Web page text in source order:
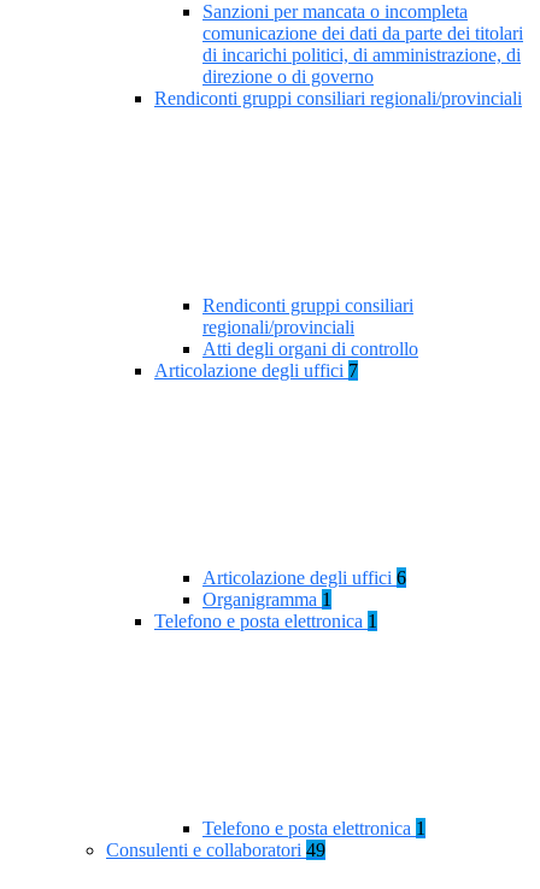
Sanzioni per mancata o incompleta
comunicazione dei dati da parte dei titolari
di incarichi politici, di amministrazione, di
direzione o di governo
Rendiconti gruppi consiliari regionali/provinciali
Rendiconti gruppi consiliari
regionali/provinciali
Atti degli organi di controllo
Articolazione degli uffici 7
Articolazione degli uffici 6
Organigramma 1
Telefono e posta elettronica 1
Telefono e posta elettronica 1
Consulenti e collaboratori 49